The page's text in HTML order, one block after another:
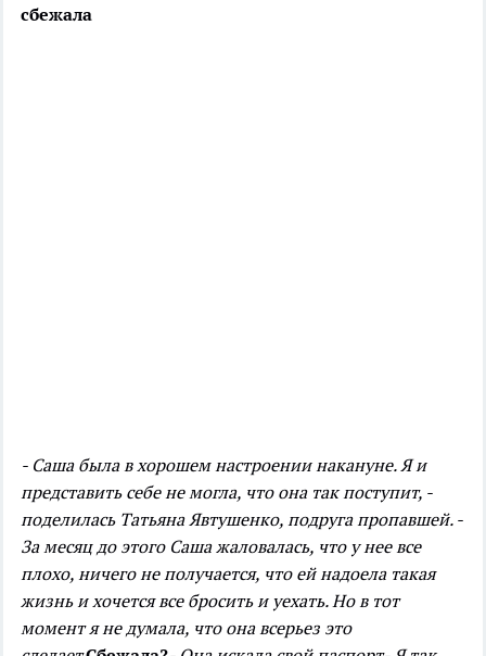
сбежала
- Саша была в хорошем настроении накануне. Я и
представить себе не могла, что она так поступит, -
поделилась Татьяна Явтушенко, подруга пропавшей. -
За месяц до этого Саша жаловалась, что у нее все
плохо, ничего не получается, что ей надоела такая
жизнь и хочется все бросить и уехать. Но в тот
момент я не думала, что она всерьез это